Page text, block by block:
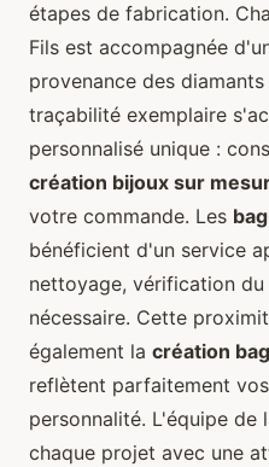
étapes de fabrication.
Fils est accompagnée
provenance des
traçabilité exemplaire
personnalisé unique :
création bijoux sur
votre commande. Les
bénéficient d'un service
nettoyage, vérification
nécessaire. Cette
également la création
reflètent parfaitement
personnalité. L'équipe de
chaque projet avec une